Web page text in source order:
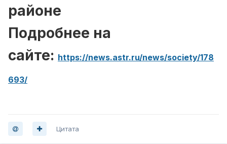
районе
Подробнее на
сайте: https://news.astr.ru/news/society/178
693/
Цитата